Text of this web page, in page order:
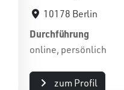
10178 Berlin
Durchführung
online, persönlich
zum Profil